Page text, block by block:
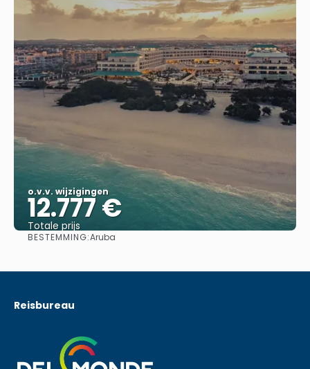
o.v.v. wijzigingen
12.777 €
Totale prijs
BESTEMMING:Aruba
Reisbureau